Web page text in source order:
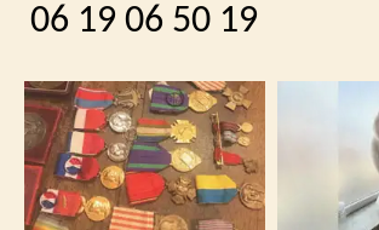
06 19 06 50 19